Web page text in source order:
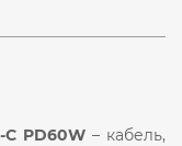
CPD60W– кабель,